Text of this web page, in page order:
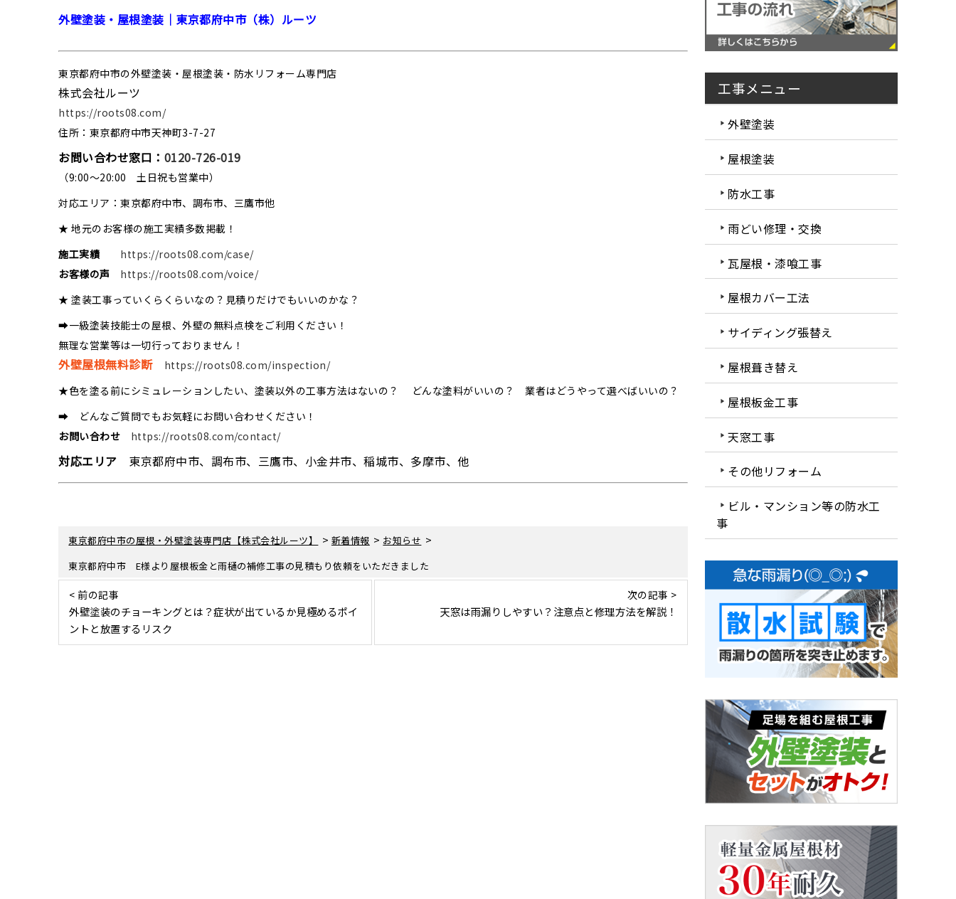
外壁塗装・屋根塗装｜東京都府中市（株）ルーツ
東京都府中市の外壁塗装・屋根塗装・防水リフォーム専門店
株式会社ルーツ
https://roots08.com/
住所：東京都府中市天神町3-7-27
お問い合わせ窓口： 0120-726-019
（9:00～20:00 土日祝も営業中）
対応エリア：東京都府中市、調布市、三鷹市他
★ 地元のお客様の施工実績多数掲載！
施工実績
https://roots08.com/case/
お客様の声
https://roots08.com/voice/
★ 塗装工事っていくらくらいなの？見積りだけでもいいのかな？
➡一級塗装技能士の屋根、外壁の無料点検をご利用ください！
無理な営業等は一切行っておりません！
外壁屋根無料診断
https://roots08.com/inspection/
★色を塗る前にシミュレーションしたい、塗装以外の工事方法はないの？ どんな塗料がいいの？ 業者はどうやって選べばいいの？
➡ どんなご質問でもお気軽にお問い合わせください！
お問い合わせ
https://roots08.com/contact/
対応エリア 東京都府中市、調布市、三鷹市、小金井市、稲城市、多摩市、他
東京都府中市の屋根・外壁塗装専門店【株式会社ルーツ】 > 新着情報 > お知らせ >
東京都府中市 E様より屋根板金と雨樋の補修工事の見積もり依頼をいただきました
< 前の記事
外壁塗装のチョーキングとは？症状が出ているか見極めるポイ
ントと放置するリスク
次の記事 >
天窓は雨漏りしやすい？注意点と修理方法を解説！
工事メニュー
外壁塗装
屋根塗装
防水工事
雨どい修理・交換
瓦屋根・漆喰工事
屋根カバー工法
サイディング張替え
屋根葺き替え
屋根板金工事
天窓工事
その他リフォーム
ビル・マンション等の防水工
事